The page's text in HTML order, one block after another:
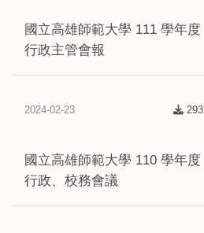
國立高雄師範大學 111 學年度
行政主管會報
國立高雄師範大學 110 學年度
行政、校務會議
293
2024-02-23